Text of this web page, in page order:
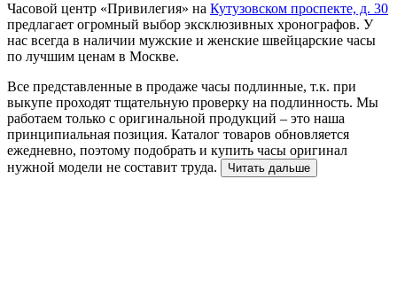
Часовой центр «Привилегия» на Кутузовском проспекте, д. 30
предлагает огромный выбор эксклюзивных хронографов. У
нас всегда в наличии мужские и женские швейцарские часы
по лучшим ценам в Москве.
Все представленные в продаже часы подлинные, т.к. при
выкупе проходят тщательную проверку на подлинность. Мы
работаем только с оригинальной продукций – это наша
принципиальная позиция. Каталог товаров обновляется
ежедневно, поэтому подобрать и купить часы оригинал
нужной модели не составит труда.
Читать дальше